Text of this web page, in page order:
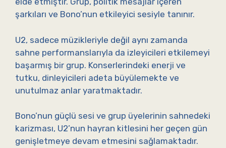
şarkıları ve Bono’nun etkileyici sesiyle tanınır.
U2, sadece müzikleriyle değil aynı zamanda
sahne performanslarıyla da izleyicileri etkilemeyi
başarmış bir grup. Konserlerindeki enerji ve
tutku, dinleyicileri adeta büyülemekte ve
unutulmaz anlar yaratmaktadır.
Bono’nun güçlü sesi ve grup üyelerinin sahnedeki
karizması, U2’nun hayran kitlesini her geçen gün
genişletmeye devam etmesini sağlamaktadır.